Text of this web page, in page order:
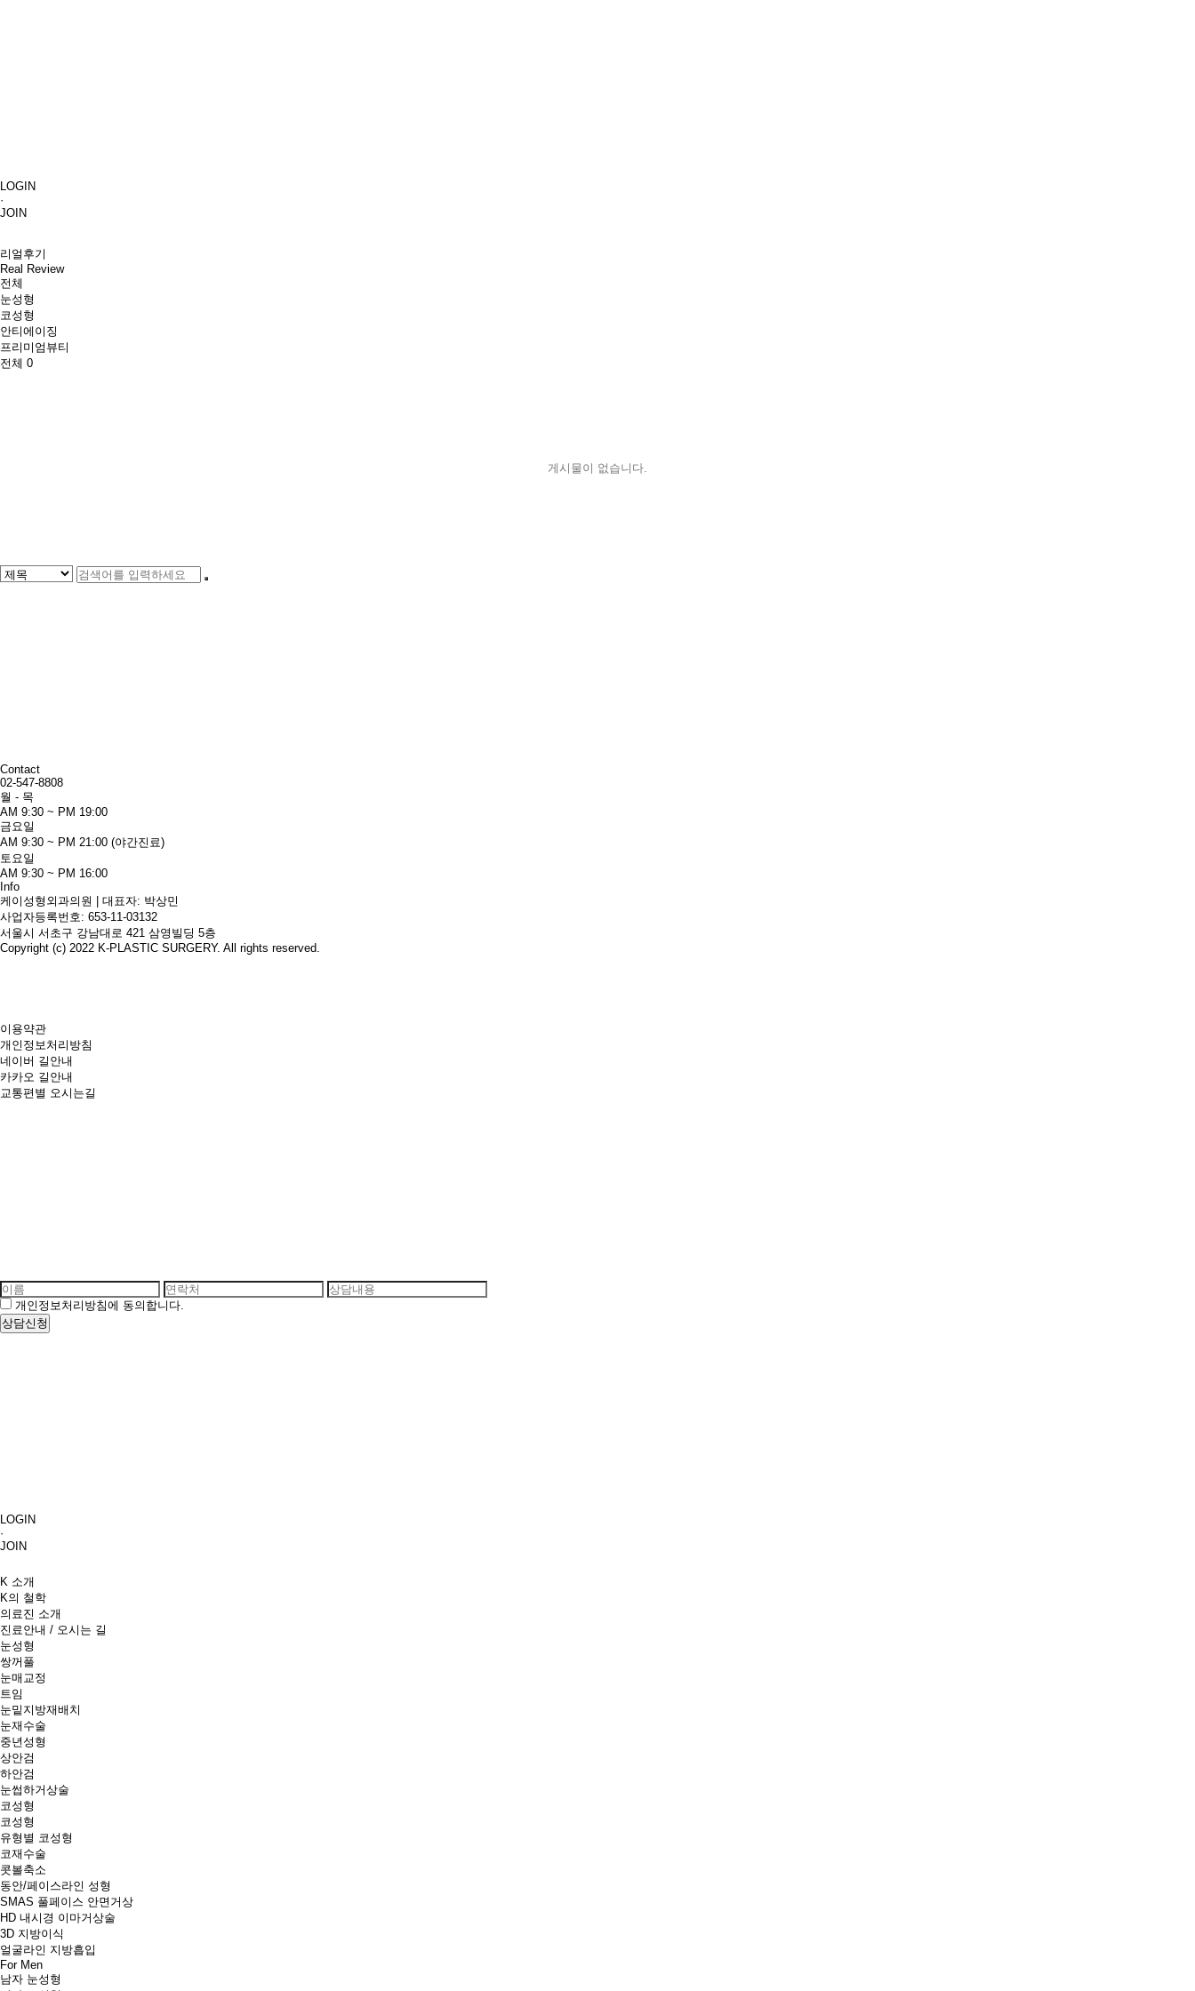
LOGIN
·
JOIN
리얼후기
Real Review
전체
눈성형
코성형
안티에이징
프리미엄뷰티
전체 0
게시물이 없습니다.
Contact
02-547-8808
월 - 목
AM 9:30 ~ PM 19:00
금요일
AM 9:30 ~ PM 21:00 (야간진료)
토요일
AM 9:30 ~ PM 16:00
Info
케이성형외과의원 | 대표자: 박상민
사업자등록번호: 653-11-03132
서울시 서초구 강남대로 421 삼영빌딩 5층
Copyright (c) 2022 K-PLASTIC SURGERY. All rights reserved.
이용약관
개인정보처리방침
네이버 길안내
카카오 길안내
교통편별 오시는길
개인정보처리방침에 동의합니다.
LOGIN
·
JOIN
K 소개
K의 철학
의료진 소개
진료안내 / 오시는 길
눈성형
쌍꺼풀
눈매교정
트임
눈밑지방재배치
눈재수술
중년성형
상안검
하안검
눈썹하거상술
코성형
코성형
유형별 코성형
코재수술
콧볼축소
동안/페이스라인 성형
SMAS 풀페이스 안면거상
HD 내시경 이마거상술
3D 지방이식
얼굴라인 지방흡입
For Men
남자 눈성형